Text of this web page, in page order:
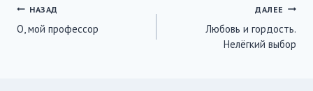
Навигация
по
НАЗАД
О, мой профессор
ДАЛЕЕ
Любовь и гордость.
Нелёгкий выбор